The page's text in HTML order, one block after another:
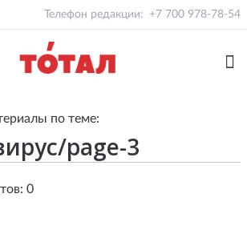
Телефон редакции: +7 700 978-78-54
по теме:
0